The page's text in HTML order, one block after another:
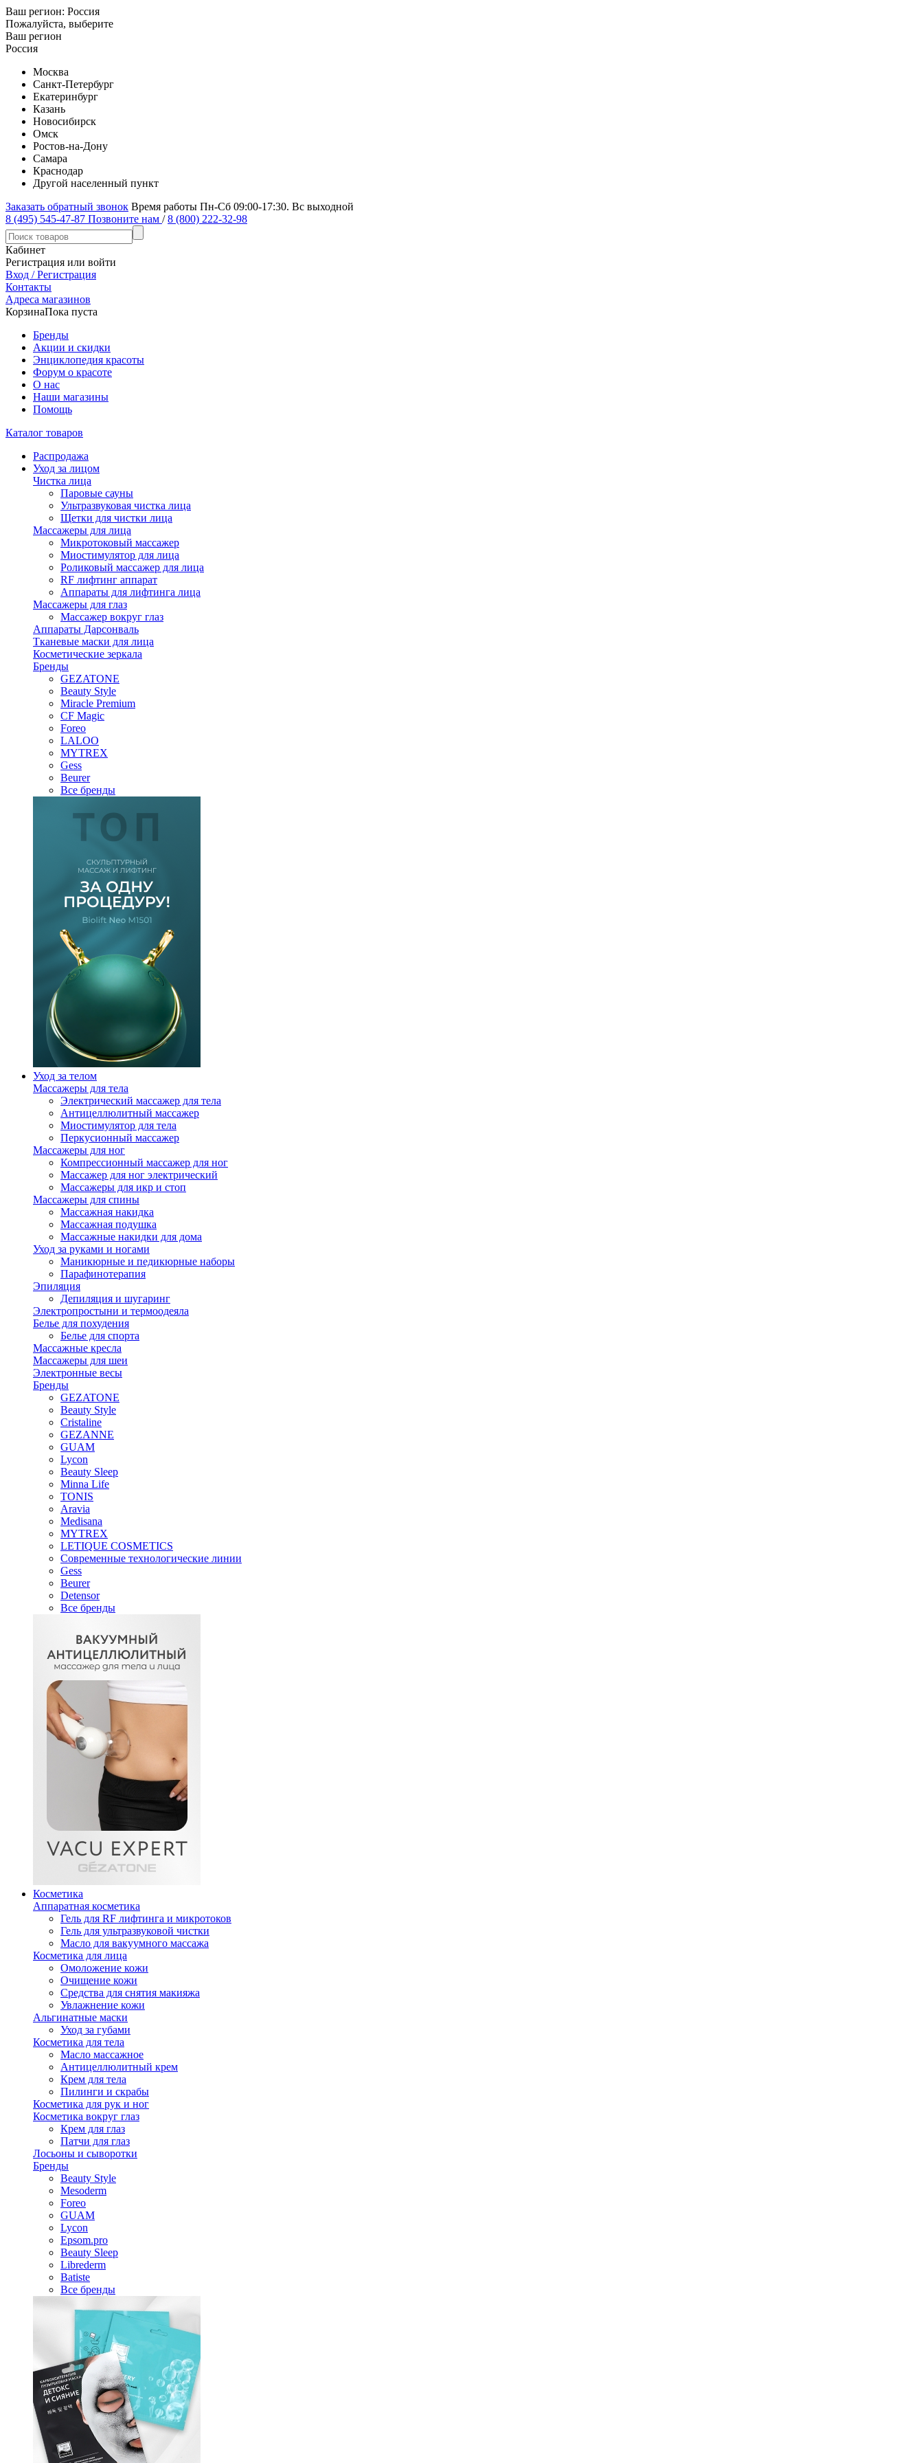
Ваш регион: Россия
Пожалуйста, выберите
Ваш регион
Россия
Москва
Санкт-Петербург
Екатеринбург
Казань
Новосибирск
Омск
Ростов-на-Дону
Самара
Краснодар
Другой населенный пункт
Заказать обратный звонок Время работы Пн-Сб 09:00-17:30. Вс выходной
8 (495) 545-47-87 Позвоните нам / 8 (800) 222-32-98
Кабинет
Регистрация или войти
Вход / Регистрация
Контакты
Адреса магазинов
КорзинаПока пуста
Бренды
Акции и скидки
Энциклопедия красоты
Форум о красоте
О нас
Наши магазины
Помощь
Каталог товаров
Распродажа
Уход за лицом
Чистка лица
Паровые сауны
Ультразвуковая чистка лица
Щетки для чистки лица
Массажеры для лица
Микротоковый массажер
Миостимулятор для лица
Роликовый массажер для лица
RF лифтинг аппарат
Аппараты для лифтинга лица
Массажеры для глаз
Массажер вокруг глаз
Аппараты Дарсонваль
Тканевые маски для лица
Косметические зеркала
Бренды
GEZATONE
Beauty Style
Miracle Premium
CF Magic
Foreo
LALOO
MYTREX
Gess
Beurer
Все бренды
Уход за телом
Массажеры для тела
Электрический массажер для тела
Антицеллюлитный массажер
Миостимулятор для тела
Перкусионный массажер
Массажеры для ног
Компрессионный массажер для ног
Массажер для ног электрический
Массажеры для икр и стоп
Массажеры для спины
Массажная накидка
Массажная подушка
Массажные накидки для дома
Уход за руками и ногами
Маникюрные и педикюрные наборы
Парафинотерапия
Эпиляция
Депиляция и шугаринг
Электропростыни и термоодеяла
Белье для похудения
Белье для спорта
Массажные кресла
Массажеры для шеи
Электронные весы
Бренды
GEZATONE
Beauty Style
Cristaline
GEZANNE
GUAM
Lycon
Beauty Sleep
Minna Life
TONIS
Aravia
Medisana
MYTREX
LETIQUE COSMETICS
Современные технологические линии
Gess
Beurer
Detensor
Все бренды
Косметика
Аппаратная косметика
Гель для RF лифтинга и микротоков
Гель для ультразвуковой чистки
Масло для вакуумного массажа
Косметика для лица
Омоложение кожи
Очищение кожи
Средства для снятия макияжа
Увлажнение кожи
Альгинатные маски
Уход за губами
Косметика для тела
Масло массажное
Антицеллюлитный крем
Крем для тела
Пилинги и скрабы
Косметика для рук и ног
Косметика вокруг глаз
Крем для глаз
Патчи для глаз
Лосьоны и сыворотки
Бренды
Beauty Style
Mesoderm
Foreo
GUAM
Lycon
Epsom.pro
Beauty Sleep
Librederm
Batiste
Все бренды